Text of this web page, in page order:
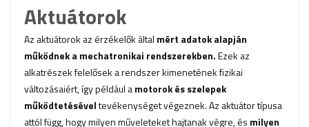
Aktuátorok
Az aktuátorok az érzékelők által mért adatok alapján
működnek amechatronikai rendszerekben.Ezek az
alkatrészek felelősek a rendszer kimenetének fizikai
változásaiért, így például amotorok és szelepek
működtetéséveltevékenységet végeznek. Az aktuátor típusa
attól függ, hogy milyen műveleteket hajtanak végre, és milyen